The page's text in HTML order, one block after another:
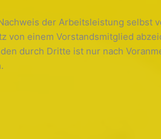
der Arbeitsleistung selbst
von einem Vorstandsmitglied
durch Dritte ist nur nach